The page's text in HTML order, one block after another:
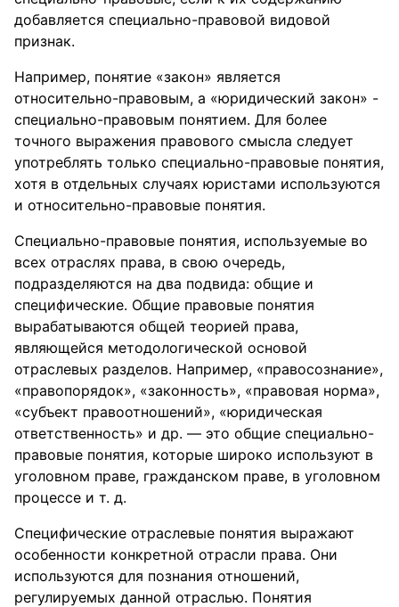
добавляется специально-правовой видовой
признак.
Например, понятие «закон» является
относительно-правовым, а «юридический закон» -
специально-правовым понятием. Для более
точного выражения правового смысла следует
употреблять только специально-правовые понятия,
хотя в отдельных случаях юристами используются
и относительно-правовые понятия.
Специально-правовые понятия, используемые во
всех отраслях права, в свою очередь,
подразделяются на два подвида: общие и
специфические. Общие правовые понятия
вырабатываются общей теорией права,
являющейся методологической основой
отраслевых разделов. Например, «правосознание»,
«правопорядок», «законность», «правовая норма»,
«субъект правоотношений», «юридическая
ответственность» и др. — это общие специально-
правовые понятия, которые широко используют в
уголовном праве, гражданском праве, в уголовном
процессе и т. д.
Специфические отраслевые понятия выражают
особенности конкретной отрасли права. Они
используются для познания отношений,
регулируемых данной отраслью. Понятия